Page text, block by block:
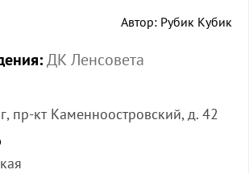
Автор: Рубик Кубик
ДК Ленсовета
пр-кт Каменноостровский, д. 42